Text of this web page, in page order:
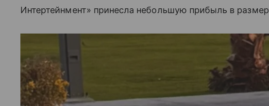
Интертейнмент» принесла небольшую прибыль в